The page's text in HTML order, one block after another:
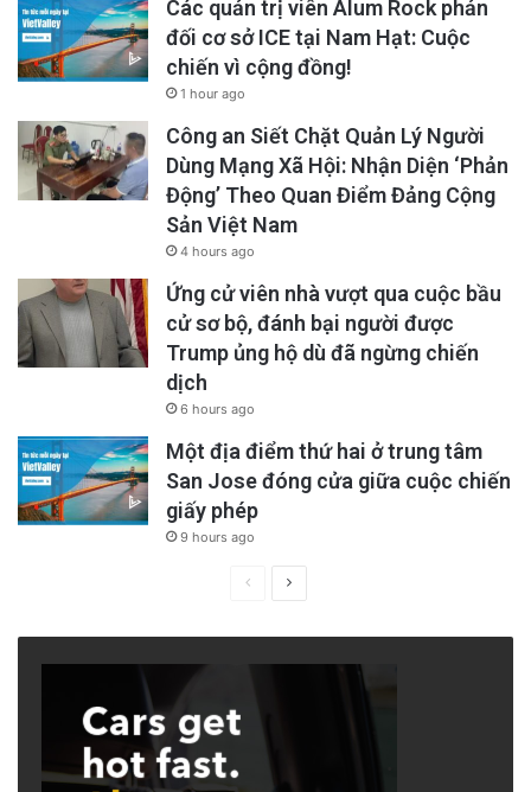
Các quản trị viên Alum Rock phản
đối cơ sở ICE tại Nam Hạt: Cuộc
chiến vì cộng đồng!
1 hour ago
Công an Siết Chặt Quản Lý Người
Dùng Mạng Xã Hội: Nhận Diện ‘Phản
Động’ Theo Quan Điểm Đảng Cộng
Sản Việt Nam
4 hours ago
Ứng cử viên nhà vượt qua cuộc bầu
cử sơ bộ, đánh bại người được
Trump ủng hộ dù đã ngừng chiến
dịch
6 hours ago
Một địa điểm thứ hai ở trung tâm
San Jose đóng cửa giữa cuộc chiến
giấy phép
9 hours ago
PreviousNext